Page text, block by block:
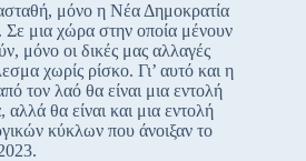
μόνο η Νέα Δημοκρατία
Σε μια χώρα στην οποία μένουν
μόνο οι δικές μας αλλαγές
χωρίς ρίσκο. Γι’ αυτό και η
τον λαό θα είναι μια εντολή
θα είναι και μια εντολή
κύκλων που άνοιξαν το